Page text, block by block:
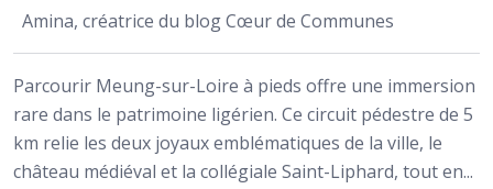
Amina, créatrice du blog Cœur de Communes
Parcourir Meung-sur-Loire à pieds offre une immersion
rare dans le patrimoine ligérien. Ce circuit pédestre de 5
km relie les deux joyaux emblématiques de la ville, le
château médiéval et la collégiale Saint-Liphard, tout en...